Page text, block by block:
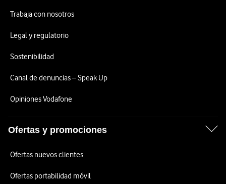
Trabaja con nosotros
Legal y regulatorio
Sostenibilidad
Canal de denuncias – Speak Up
Opiniones Vodafone
Ofertas y promociones
Ofertas nuevos clientes
Ofertas portabilidad móvil